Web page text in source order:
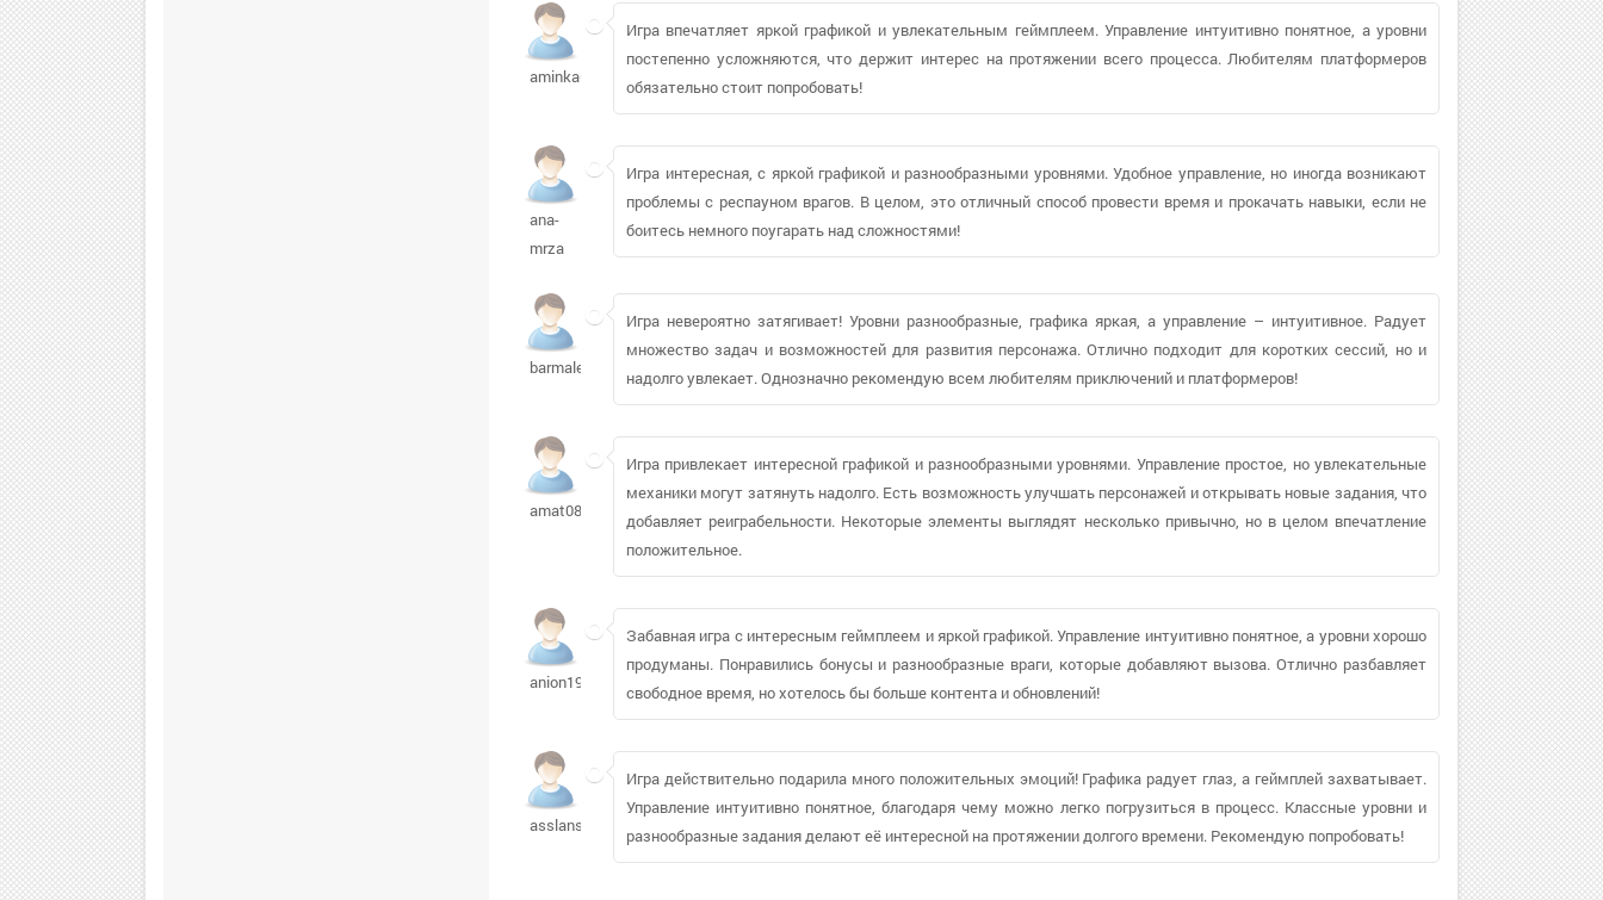
aminka65
Игра впечатляет яркой графикой и увлекательным геймплеем. Управление интуитивно понятное, а уровни
постепенно усложняются, что держит интерес на протяжении всего процесса. Любителям платформеров
обязательно стоит попробовать!
ana-
mrza
Игра интересная, с яркой графикой и разнообразными уровнями. Удобное управление, но иногда возникают
проблемы с респауном врагов. В целом, это отличный способ провести время и прокачать навыки, если не
боитесь немного поугарать над сложностями!
barmalei20903
Игра невероятно затягивает! Уровни разнообразные, графика яркая, а управление – интуитивное. Радует
множество задач и возможностей для развития персонажа. Отлично подходит для коротких сессий, но и
надолго увлекает. Однозначно рекомендую всем любителям приключений и платформеров!
amat08
Игра привлекает интересной графикой и разнообразными уровнями. Управление простое, но увлекательные
механики могут затянуть надолго. Есть возможность улучшать персонажей и открывать новые задания, что
добавляет реиграбельности. Некоторые элементы выглядят несколько привычно, но в целом впечатление
положительное.
anion1984214
Забавная игра с интересным геймплеем и яркой графикой. Управление интуитивно понятное, а уровни хорошо
продуманы. Понравились бонусы и разнообразные враги, которые добавляют вызова. Отлично разбавляет
свободное время, но хотелось бы больше контента и обновлений!
asslans369
Игра действительно подарила много положительных эмоций! Графика радует глаз, а геймплей захватывает.
Управление интуитивно понятное, благодаря чему можно легко погрузиться в процесс. Классные уровни и
разнообразные задания делают её интересной на протяжении долгого времени. Рекомендую попробовать!